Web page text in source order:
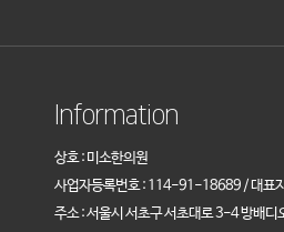
Information
상호 : 미소한의원
사업자등록번호 : 114-91-18689 / 대표
주소 : 서울시 서초구 서초대로 3-4 방배